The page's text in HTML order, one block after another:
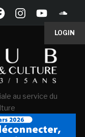
LOGIN
au service du